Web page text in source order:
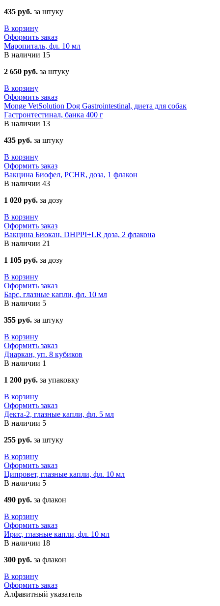
435 руб. за штуку
В корзину
Оформить заказ
Маропиталь, фл. 10 мл
В наличии 15
2 650 руб. за штуку
В корзину
Оформить заказ
Monge VetSolution Dog Gastrointestinal, диета для собак
Гастронтестинал, банка 400 г
В наличии 13
435 руб. за штуку
В корзину
Оформить заказ
Вакцина Биофел, PCHR, доза, 1 флакон
В наличии 43
1 020 руб. за дозу
В корзину
Оформить заказ
Вакцина Биокан, DHPPI+LR доза, 2 флакона
В наличии 21
1 105 руб. за дозу
В корзину
Оформить заказ
Барс, глазные капли, фл. 10 мл
В наличии 5
355 руб. за штуку
В корзину
Оформить заказ
Диаркан, уп. 8 кубиков
В наличии 1
1 200 руб. за упаковку
В корзину
Оформить заказ
Декта-2, глазные капли, фл. 5 мл
В наличии 5
255 руб. за штуку
В корзину
Оформить заказ
Ципровет, глазные капли, фл. 10 мл
В наличии 5
490 руб. за флакон
В корзину
Оформить заказ
Ирис, глазные капли, фл. 10 мл
В наличии 18
300 руб. за флакон
В корзину
Оформить заказ
Алфавитный указатель